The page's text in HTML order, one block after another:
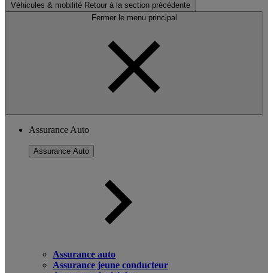
Véhicules & mobilité Retour à la section précédente
Fermer le menu principal
Assurance Auto
Assurance Auto
Assurance auto
Assurance jeune conducteur